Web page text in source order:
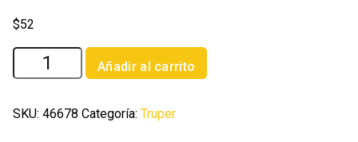
$52
Bolsa
con
taquetes
Añadir al carrito
SKU: 46678 Categoría: Truper